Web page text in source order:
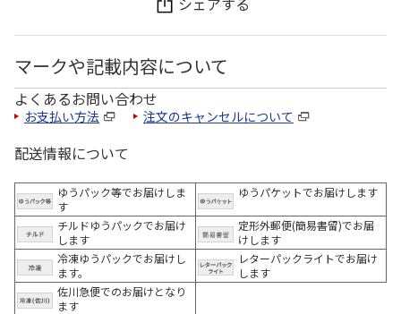
マークや記載内容について
よくあるお問い合わせ
お支払い方法 注文のキャンセルについて
配送情報について
ゆうパック等でお届けしま
す
ゆうパケットでお届けします
チルドゆうパックでお届け
します
定形外郵便(簡易書留)でお届
けします
冷凍ゆうパックでお届けし
ます。
レターパックライトでお届け
します
佐川急便でのお届けとなり
ます